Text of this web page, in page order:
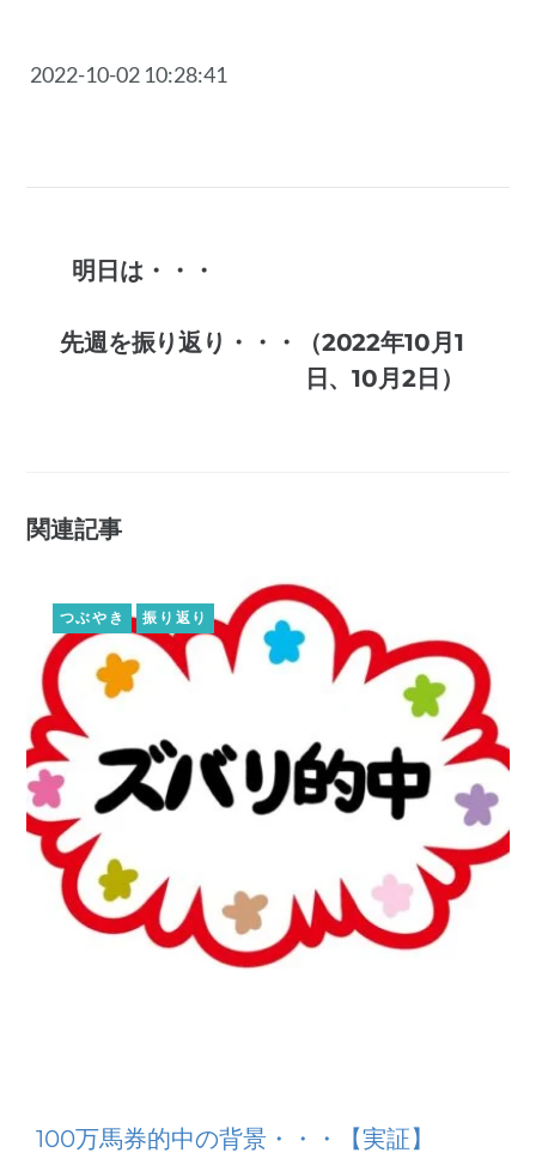
2022-10-02 10:28:41
明日は・・・
先週を振り返り・・・（2022年10月1
日、10月2日）
関連記事
つぶやき 振り返り
100万馬券的中の背景・・・【実証】